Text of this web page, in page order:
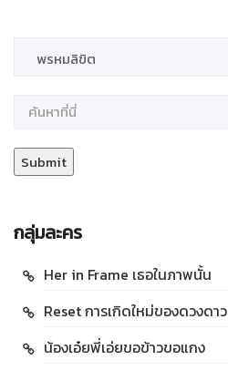
กลุ่มละคร
Her in Frame เธอในภาพนั้น
Reset การเกิดใหม่ของดวงดาว
น้องเอ๋ยพี่เอ่ยขอข้าวขอแกง